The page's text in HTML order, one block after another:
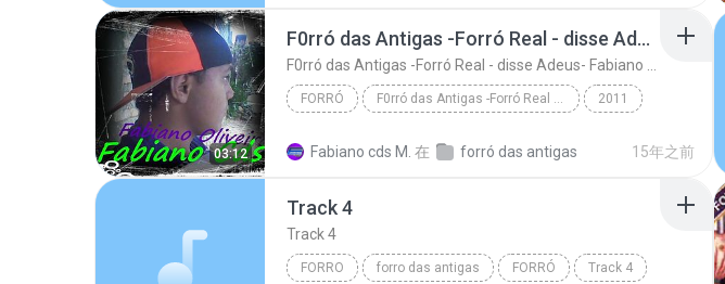
03:12
F0rró das Antigas -Forró Real - disse Adeus- Fabiano cds
FORRÓ F0rró das Antigas -Forró Real - disse Adeus- Fabiano cds 2011
Fabiano cds M. 在 forró das antigas 15年之前
Track 4
Track 4
FORRO forro das antigas FORRÓ Track 4